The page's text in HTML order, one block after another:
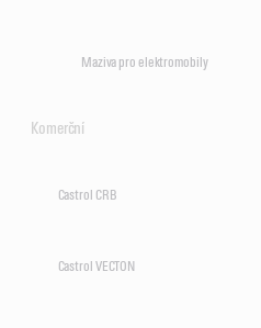
Maziva pro elektromobily
Komerční
Castrol CRB
Castrol VECTON